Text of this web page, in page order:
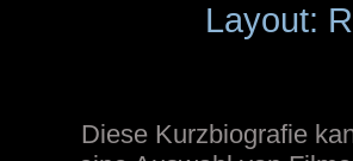
Layout:
Diese Kurzbiografie